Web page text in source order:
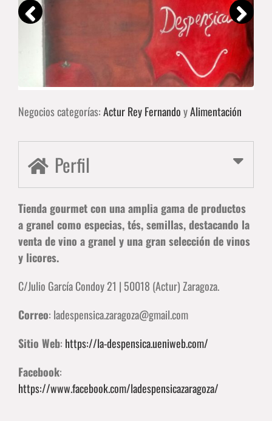
Negocios categorías:Actur Rey FernandoyAlimentación
Perfil
Tienda gourmet con una amplia gama de productos
a granel como especias, tés, semillas, destacando la
venta de vino a granel y una gran selección de vinos
y licores.
C/Julio García Condoy 21 | 50018 (Actur) Zaragoza.
Correo: ladespensica.zaragoza@gmail.com
Sitio Web: https://la-despensica.ueniweb.com/
Facebook:
https://www.facebook.com/ladespensicazaragoza/